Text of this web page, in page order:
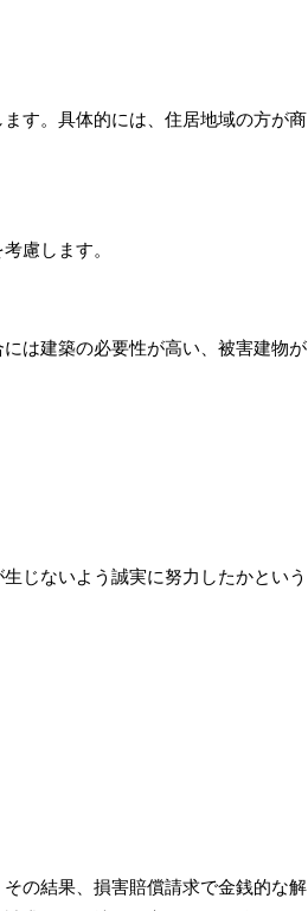
す。具体的には、住居地域の方が商
慮します。
は建築の必要性が高い、被害建物が
じないよう誠実に努力したかという
の結果、損害賠償請求で金銭的な解